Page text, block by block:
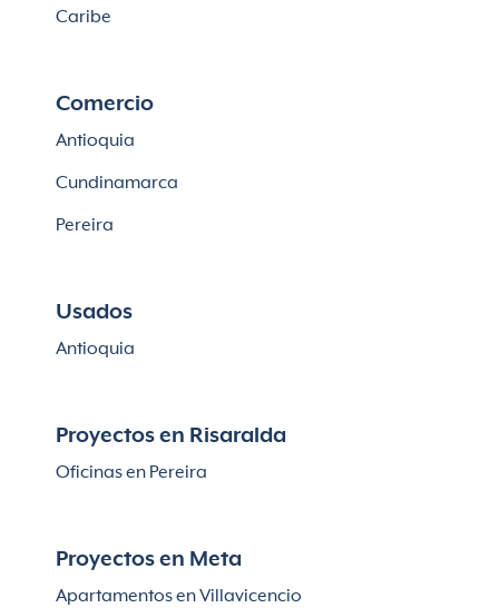
Caribe
Comercio
Antioquia
Cundinamarca
Pereira
Usados
Antioquia
Proyectos en Risaralda
Oficinas en Pereira
Proyectos en Meta
Apartamentos en Villavicencio